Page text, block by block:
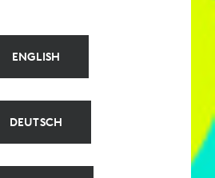
ENGLISH
DEUTSCH